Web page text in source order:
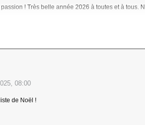
! Très belle année 2026 à toutes et à tous.
08:00
de Noël !